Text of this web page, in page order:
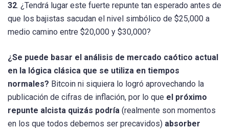
32. ¿Tendrá lugar este fuerte repunte tan esperado antes de
que los bajistas sacudan el nivel simbólico de $25,000 a
medio camino entre $20,000 y $30,000?
¿Se puede basar el análisis de mercado caótico actual
en la lógica clásica que se utiliza en tiempos
normales? Bitcoin ni siquiera lo logró aprovechando la
publicación de cifras de inflación, por lo que el próximo
repunte alcista quizás podría (realmente son momentos
en los que todos debemos ser precavidos) absorber